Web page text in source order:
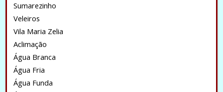
Sumarezinho
Veleiros
Vila Maria Zelia
Aclimação
Água Branca
Água Fria
Água Funda